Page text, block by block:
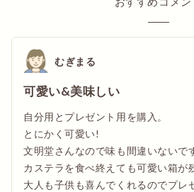
むぎまる
可愛い&美味しい
自分用とプレゼント用を購入。
とにかく可愛い!
文明堂さんなので味も間違いないで
カステラを食べ終えても可愛い箱が
大人も子供も喜んでくれるのでプレ